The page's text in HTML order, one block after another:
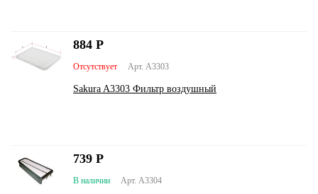
Арт. A3303
Отсутствует
Sakura A3303 Фильтр воздушный
884 Р
Арт. A3304
В наличии
739 Р